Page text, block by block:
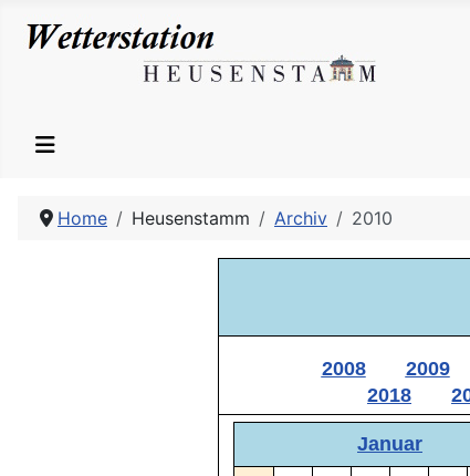
Home Heusenstamm Archiv 2010
2008 2009
2018
Januar